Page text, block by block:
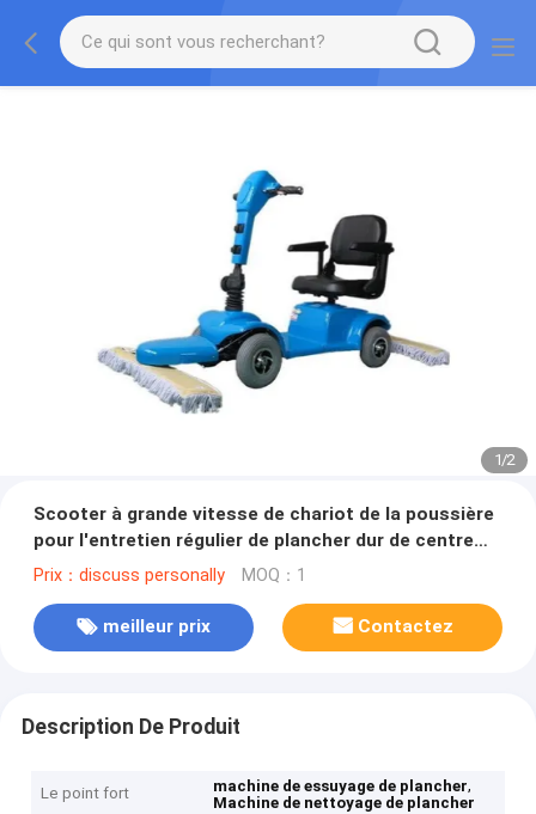
1/2
Scooter à grande vitesse de chariot de la poussière
pour l'entretien régulier de plancher dur de centre
commercial
Prix：discuss personally MOQ：1
meilleur prix Contactez
Description De Produit
Le point fort machine de essuyage de plancher,
Machine de nettoyage de plancher